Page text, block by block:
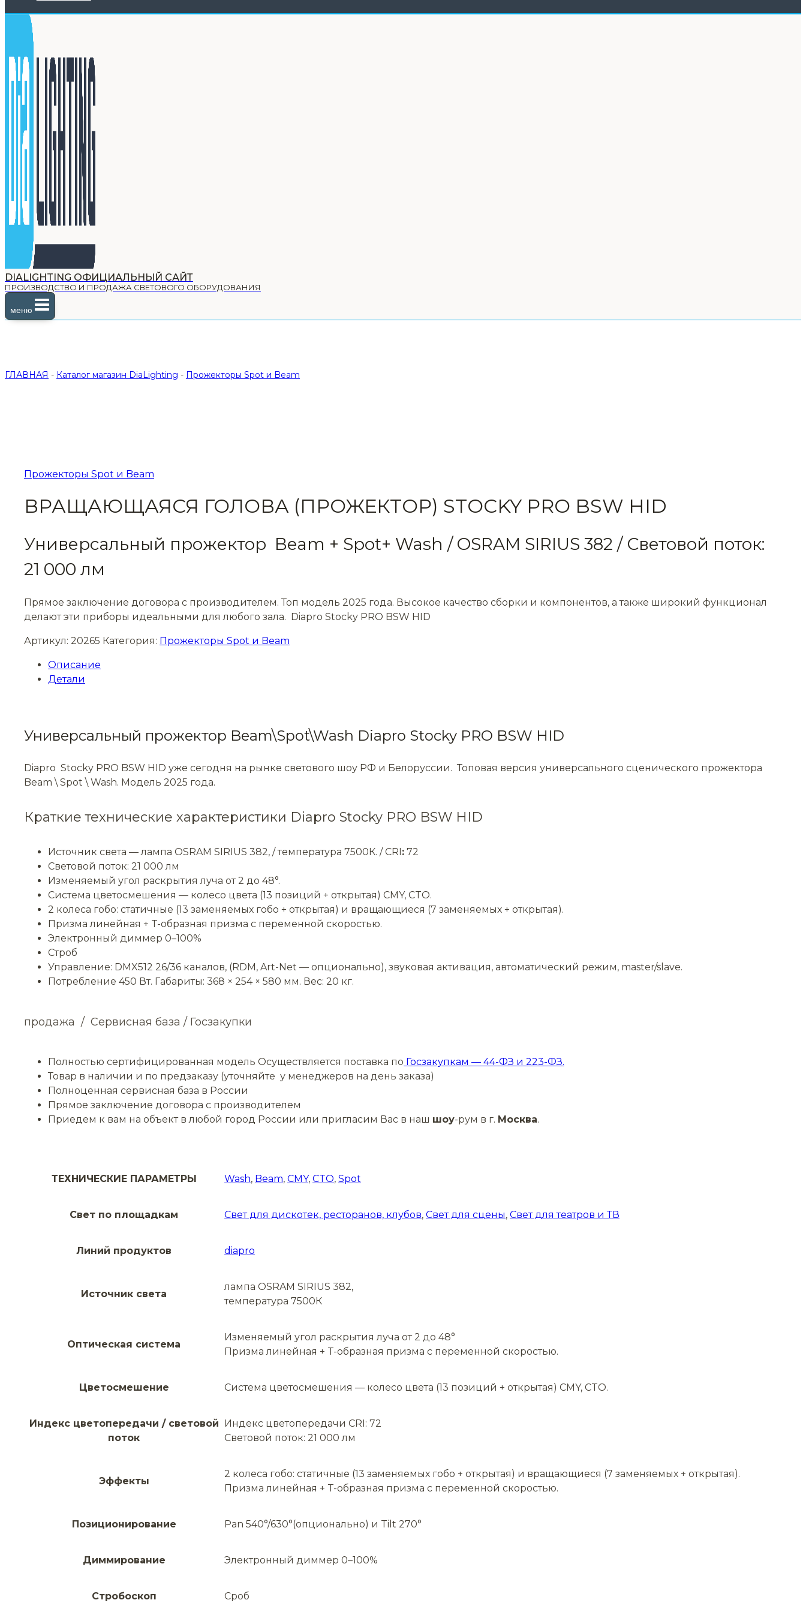
DIALIGHTING ОФИЦИАЛЬНЫЙ САЙТ
ПРОИЗВОДСТВО И ПРОДАЖА СВЕТОВОГО ОБОРУДОВАНИЯ
меню
ГЛАВНАЯ - Каталог магазин DiaLighting - Прожекторы Spot и Beam
Прожекторы Spot и Beam
ВРАЩАЮЩАЯСЯ ГОЛОВА (ПРОЖЕКТОР) STOCKY PRO BSW HID
Универсальный прожектор Beam + Spot+ Wash / OSRAM SIRIUS 382 / Световой поток:
21 000 лм
Прямое заключение договора с производителем. Топ модель 2025 года. Высокое качество сборки и компонентов, а также широкий функционал
делают эти приборы идеальными для любого зала. Diapro Stocky PRO BSW HID
Артикул: 20265 Категория: Прожекторы Spot и Beam
Описание
Детали
Универсальный прожектор Beam\Spot\Wash Diapro Stocky PRO BSW HID
Diapro Stocky PRO BSW HID уже сегодня на рынке светового шоу РФ и Белоруссии. Топовая версия универсального сценического прожектора
Beam \ Spot \ Wash. Модель 2025 года.
Краткие технические характеристики Diapro Stocky PRO BSW HID
Источник света — лампа OSRAM SIRIUS 382, / температура 7500К. / CRI: 72
Световой поток: 21 000 лм
Изменяемый угол раскрытия луча от 2 до 48°.
Система цветосмешения — колесо цвета (13 позиций + открытая) CMY, CTO.
2 колеса гобо: статичные (13 заменяемых гобо + открытая) и вращающиеся (7 заменяемых + открытая).
Призма линейная + T-образная призма с переменной скоростью.
Электронный диммер 0–100%
Строб
Управление: DMX512 26/36 каналов, (RDM, Art-Net — опционально), звуковая активация, автоматический режим, master/slave.
Потребление 450 Вт. Габариты: 368 × 254 × 580 мм. Вес: 20 кг.
продажа / Сервисная база / Госзакупки
Полностью сертифицированная модель Осуществляется поставка по Госзакупкам — 44-ФЗ и 223-ФЗ.
Товар в наличии и по предзаказу (уточняйте у менеджеров на день заказа)
Полноценная сервисная база в России
Прямое заключение договора с производителем
Приедем к вам на объект в любой город России или пригласим Вас в наш шоу-рум в г. Москва.
ТЕХНИЧЕСКИЕ ПАРАМЕТРЫ Wash, Beam, CMY, CTO, Spot
Свет по площадкам Свет для дискотек, ресторанов, клубов, Свет для сцены, Свет для театров и ТВ
Линий продуктов diapro
Источник света
лампа OSRAM SIRIUS 382,
температура 7500К
Оптическая система
Изменяемый угол раскрытия луча от 2 до 48°
Призма линейная + T-образная призма с переменной скоростью.
Цветосмешение Система цветосмешения — колесо цвета (13 позиций + открытая) CMY, CTO.
Индекс цветопередачи / световой
поток
Индекс цветопередачи CRI: 72
Световой поток: 21 000 лм
Эффекты
2 колеса гобо: статичные (13 заменяемых гобо + открытая) и вращающиеся (7 заменяемых + открытая).
Призма линейная + T-образная призма с переменной скоростью.
Позиционирование Pan 540°/630°(опционально) и Tilt 270°
Диммирование Электронный диммер 0–100%
Стробоскоп Сроб